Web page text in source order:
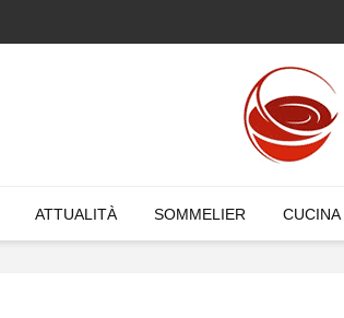
ATTUALITÀ SOMMELIER CUCINA